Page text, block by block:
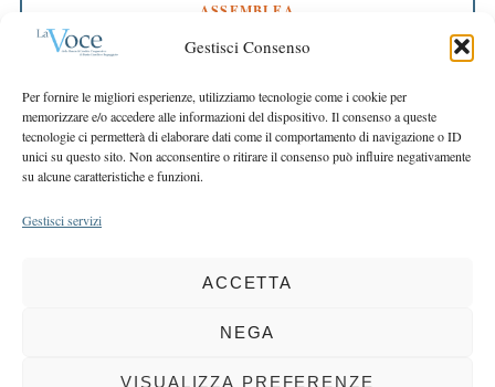
Gestisci Consenso
Per fornire le migliori esperienze, utilizziamo tecnologie come i cookie per
memorizzare e/o accedere alle informazioni del dispositivo. Il consenso a queste
tecnologie ci permetterà di elaborare dati come il comportamento di navigazione o ID
unici su questo sito. Non acconsentire o ritirare il consenso può influire negativamente
su alcune caratteristiche e funzioni.
Gestisci servizi
ACCETTA
NEGA
VISUALIZZA PREFERENZE
ASSEMBLEA
Bilancio approvato all’unanimità e 2 milioni
destinati al territorio
EDITORIALE DIRETTORE
Crescere restando riconoscibili
EDITORIALE PRESIDENTE
Costruire futuro insieme
COPYRIGHT 2025 LA VOCE |PRIVACY
BCC DI BUSTO GAROLFO E BUGUGGIATE